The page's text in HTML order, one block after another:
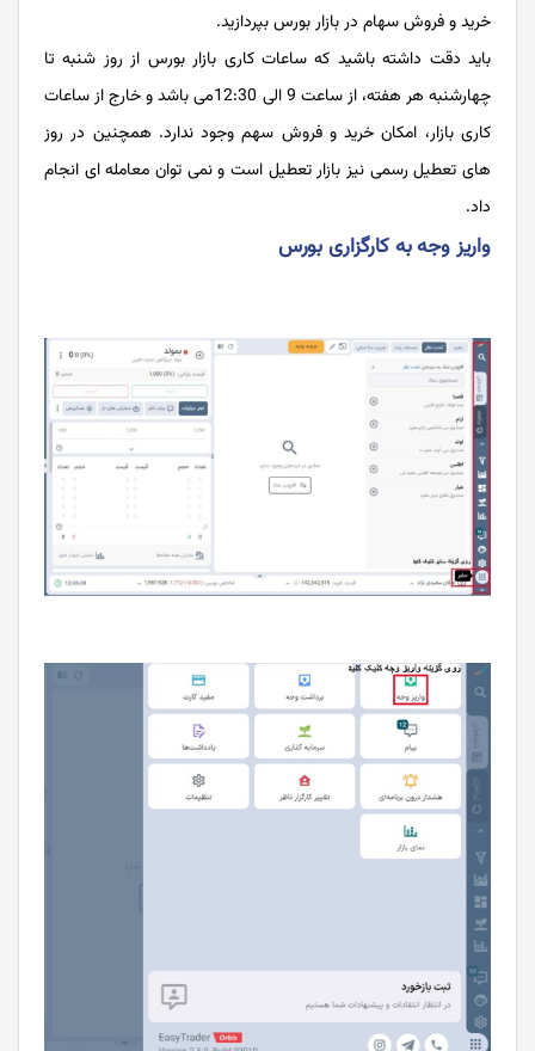
خرید و فروش سهام در بازار بورس بپردازید.
باید دقت داشته باشید که ساعات کاری بازار بورس از روز شنبه تا
چهارشنبه هر هفته، از ساعت 9 الی 12:30می ‌باشد و خارج از ساعات
کاری بازار، امکان خرید و فروش سهم وجود ندارد. همچنین در روز
های تعطیل رسمی نیز بازار تعطیل است و نمی توان معامله ای انجام
داد.
واریز وجه به کارگزاری بورس